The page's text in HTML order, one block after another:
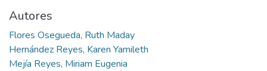
Autores
Flores Osegueda, Ruth Maday
Hernández Reyes, Karen Yamileth
Mejía Reyes, Miriam Eugenia